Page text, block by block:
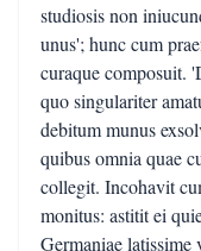
studiosis non
unus'; hunc cum
curaque composuit.
quo singulariter
debitum munus
quibus omnia quae
collegit. Incohavit
monitus: astitit ei
Germaniae